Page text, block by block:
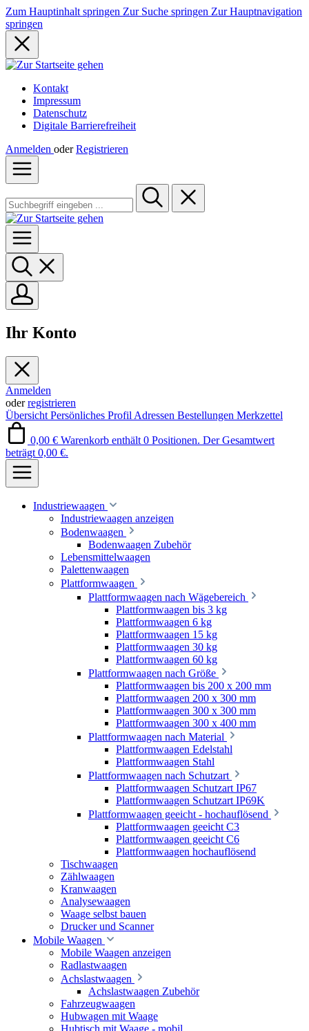
Zum Hauptinhalt springen Zur Suche springen Zur Hauptnavigation
springen
Kontakt
Impressum
Datenschutz
Digitale Barrierefreiheit
Anmelden oder Registrieren
Ihr Konto
Anmelden
oderregistrieren
Übersicht Persönliches Profil Adressen Bestellungen Merkzettel
0,00 € Warenkorb enthält 0 Positionen. Der Gesamtwert
beträgt 0,00 €.
Industriewaagen
Industriewaagen anzeigen
Bodenwaagen
Bodenwaagen Zubehör
Lebensmittelwaagen
Palettenwaagen
Plattformwaagen
Plattformwaagen nach Wägebereich
Plattformwaagen bis 3 kg
Plattformwaagen 6 kg
Plattformwaagen 15 kg
Plattformwaagen 30 kg
Plattformwaagen 60 kg
Plattformwaagen nach Größe
Plattformwaagen bis 200 x 200 mm
Plattformwaagen 200 x 300 mm
Plattformwaagen 300 x 300 mm
Plattformwaagen 300 x 400 mm
Plattformwaagen nach Material
Plattformwaagen Edelstahl
Plattformwaagen Stahl
Plattformwaagen nach Schutzart
Plattformwaagen Schutzart IP67
Plattformwaagen Schutzart IP69K
Plattformwaagen geeicht - hochauflösend
Plattformwaagen geeicht C3
Plattformwaagen geeicht C6
Plattformwaagen hochauflösend
Tischwaagen
Zählwaagen
Kranwaagen
Analysewaagen
Waage selbst bauen
Drucker und Scanner
Mobile Waagen
Mobile Waagen anzeigen
Radlastwaagen
Achslastwaagen
Achslastwaagen Zubehör
Fahrzeugwaagen
Hubwagen mit Waage
Hubtisch mit Waage - mobil